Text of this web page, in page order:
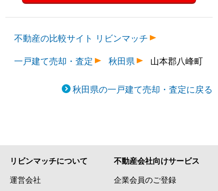
不動産の比較サイト リビンマッチ
一戸建て売却・査定
秋田県 山本郡八峰町
秋田県の一戸建て売却・査定に戻る
リビンマッチについて
運営会社
不動産会社向けサービス
企業会員のご登録